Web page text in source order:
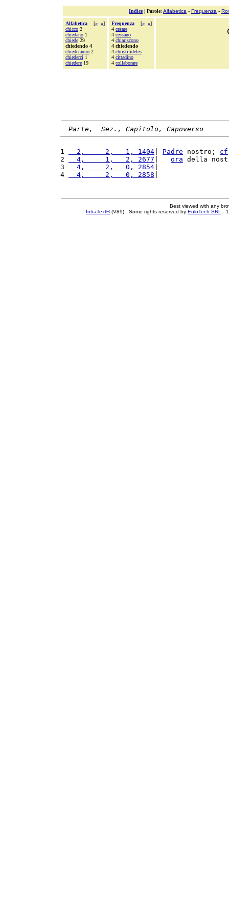
Indice| Parole: Alfabetica - Frequenza -
Alfabetica [« »]
chicco 2
chiedano 1
chiede 29
chiedendo 4
chiederanno 2
chiederci 1
chiedere 19
Frequenza [« »]
4 cesare
4 cessano
4 chiariscono
4 chiedendo
4 christifideles
4 cittadino
4 collaborare
Parte,  Sez., Capitolo, Capoverso
1
  2,     2,   1, 1404
Padre nostro; cf
2
  4,     1,   2, 2677
ora della
3
  4,     2,   0, 2854
4
  4,     2,   0, 2858
Best viewed with any
IntraText®(V89) - Some rights reserved by EuloTech SRL -